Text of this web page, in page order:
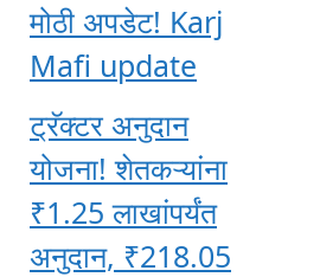
मोठी अपडेट! Karj
Mafi update
ट्रॅक्टर अनुदान
योजना! शेतकऱ्यांना
₹1.25 लाखांपर्यंत
अनुदान, ₹218.05